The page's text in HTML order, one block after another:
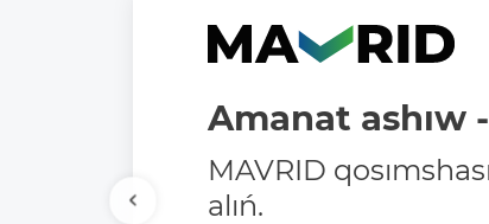
Amanat ashıw
MAVRID
alıń.